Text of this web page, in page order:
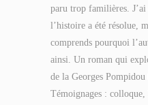
paru trop familières.
l’histoire a été résolue,
comprends pourquoi
ainsi. Un roman qui
de la Georges
Témoignages :